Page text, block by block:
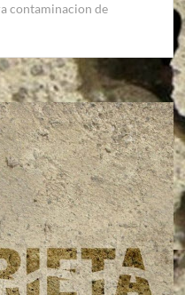
contaminacion de